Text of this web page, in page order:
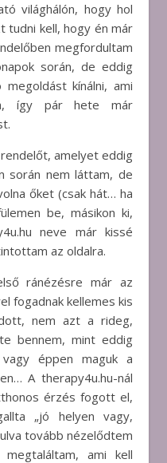
világhálón, hogy hol
tudni kell, hogy én már
megfordultam
során, de eddig
kínálni, ami
így pár hete már
amelyet eddig
során nem láttam, de
őket (csak hát… ha
be, másikon ki,
neve már kissé
az oldalra.
ránézésre már az
fogadnak kellemes kis
nem azt a rideg,
bennem, mint eddig
éppen maguk a
A therapy4u.hu-nál
érzés fogott el,
„jó helyen vagy,
tovább nézelődtem
ami kell